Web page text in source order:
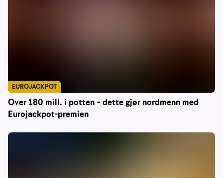
Over 180 mill. i potten – dette gjør nordmenn med
Eurojackpot-premien
EUROJACKPOT